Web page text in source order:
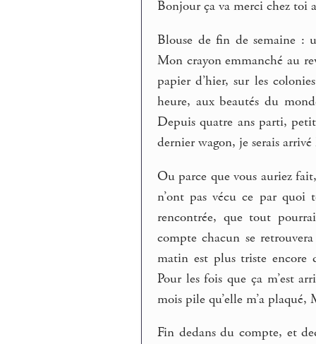
Bonjour ça va merci chez toi
Blouse de fin de semaine :
Mon crayon emmanché au
papier d’hier, sur les
heure, aux beautés du
Depuis quatre ans parti,
dernier wagon, je serais arrivé
Ou parce que vous auriez
n’ont pas vécu ce par
rencontrée, que tout
compte chacun se
matin est plus triste encore
Pour les fois que ça m’est
mois pile qu’elle m’a plaqué,
Fin dedans du compte, et